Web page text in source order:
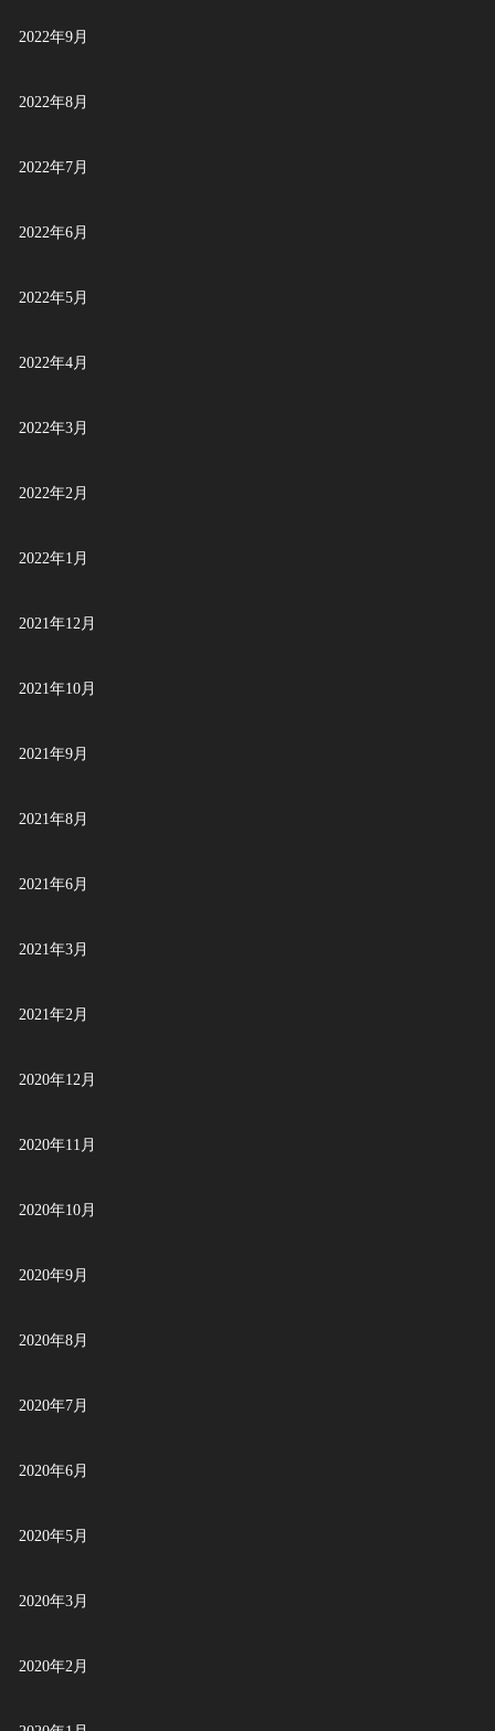
2022年9月
2022年8月
2022年7月
2022年6月
2022年5月
2022年4月
2022年3月
2022年2月
2022年1月
2021年12月
2021年10月
2021年9月
2021年8月
2021年6月
2021年3月
2021年2月
2020年12月
2020年11月
2020年10月
2020年9月
2020年8月
2020年7月
2020年6月
2020年5月
2020年3月
2020年2月